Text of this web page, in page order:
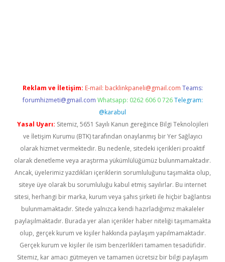
Reklam ve İletişim: E-mail: backlinkpaneli@gmail.com Teams:
forumhizmeti@gmail.com Whatsapp: 0262 606 0 726 Telegram:
@karabul
Yasal Uyarı: Sitemiz, 5651 Sayılı Kanun gereğince Bilgi Teknolojileri
ve İletişim Kurumu (BTK) tarafından onaylanmış bir Yer Sağlayıcı
olarak hizmet vermektedir. Bu nedenle, sitedeki içerikleri proaktif
olarak denetleme veya araştırma yükümlülüğümüz bulunmamaktadır.
Ancak, üyelerimiz yazdıkları içeriklerin sorumluluğunu taşımakta olup,
siteye üye olarak bu sorumluluğu kabul etmiş sayılırlar. Bu internet
sitesi, herhangi bir marka, kurum veya şahıs şirketi ile hiçbir bağlantısı
bulunmamaktadır. Sitede yalnızca kendi hazırladığımız makaleler
paylaşılmaktadır. Burada yer alan içerikler haber niteliği taşımamakta
olup, gerçek kurum ve kişiler hakkında paylaşım yapılmamaktadır.
Gerçek kurum ve kişiler ile isim benzerlikleri tamamen tesadüfidir.
Sitemiz, kar amacı gütmeyen ve tamamen ücretsiz bir bilgi paylaşım